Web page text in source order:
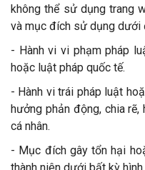
không thể sử dụng trang
và mục đích sử dụng dưới
- Hành vi vi phạm pháp
hoặc luật pháp quốc tế.
- Hành vi trái pháp luật
hưởng phản động, chia
cá nhân.
- Mục đích gây tổn hại